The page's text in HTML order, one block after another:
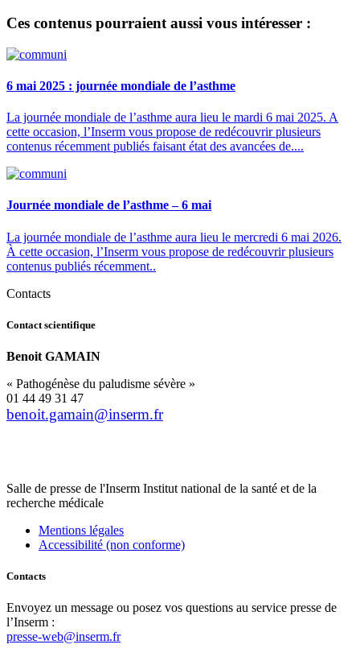
Ces contenus pourraient aussi vous intéresser :
6 mai 2025 : journée mondiale de l’asthme
La journée mondiale de l’asthme aura lieu le mardi 6 mai 2025. A
cette occasion, l’Inserm vous propose de redécouvrir plusieurs
contenus récemment publiés faisant état des avancées de....
Journée mondiale de l’asthme – 6 mai
La journée mondiale de l’asthme aura lieu le mercredi 6 mai 2026.
À cette occasion, l’Inserm vous propose de redécouvrir plusieurs
contenus publiés récemment..
Contacts
Contact scientifique
Benoit GAMAIN
« Pathogénèse du paludisme sévère »
01 44 49 31 47
rf.mresni@niamag.tioneb
Salle de presse de l'Inserm Institut national de la santé et de la
recherche médicale
Mentions légales
Accessibilité (non conforme)
Contacts
Envoyez un message ou posez vos questions au service presse de
l’Inserm :
presse-web@inserm.fr